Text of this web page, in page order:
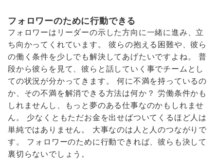
フォロワーのために行動できる
フォロワーはリーダーの示した方向に一緒に進み、立
ち向かってくれています。 彼らの抱える困難や、彼ら
の働く条件を少しでも解決してあげたいですよね。 普
段から彼らを見て、彼らと話していく事でチームとし
ての状況が分かってきます。 何に不満を持っているの
か、その不満を解消できる方法は何か？ 労働条件かも
しれませんし、もっと夢のある仕事なのかもしれませ
ん。 少なくともただお金を出せばついてくるほど人は
単純ではありません。 大事なのは人と人のつながりで
す。 フォロワーのために行動できれば、彼らも決して
裏切らないでしょう。